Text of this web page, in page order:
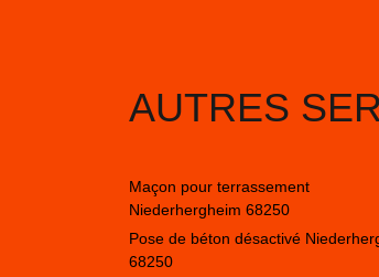
AUTRES
Maçon pour terrassement
Niederhergheim 68250
Pose de béton désactivé
68250